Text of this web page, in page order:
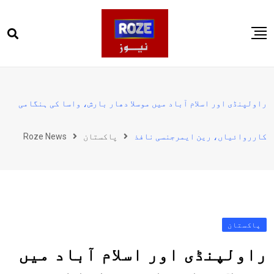
to
پاکستان
کھیل
راولپنڈی اور اسلام آباد میں موسلا دھار بارش، واسا کی ہنگامی
کارروائیاں، رین ایمرجنسی نافذ پاکستان Roze News
پاکستان
راولپنڈی اور اسلام آباد میں